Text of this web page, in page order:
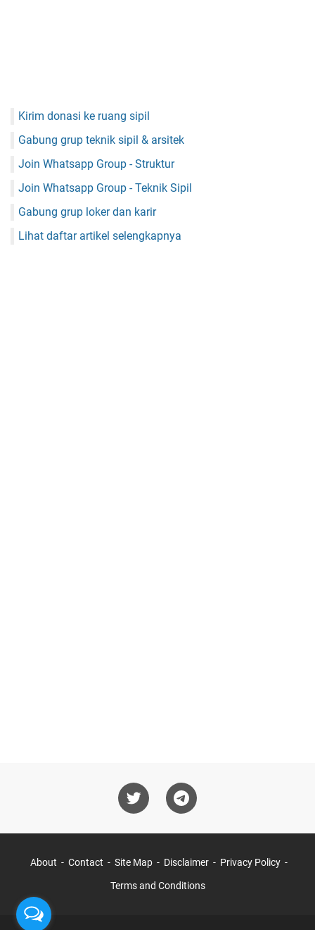
Kirim donasi ke ruang sipil
Gabung grup teknik sipil & arsitek
Join Whatsapp Group - Struktur
Join Whatsapp Group - Teknik Sipil
Gabung grup loker dan karir
Lihat daftar artikel selengkapnya
About Contact Site Map Disclaimer Privacy Policy
Terms and Conditions